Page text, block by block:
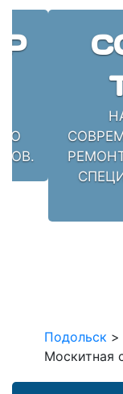
НАШИ
РЕМОНТА.
Подольск >
Москитная